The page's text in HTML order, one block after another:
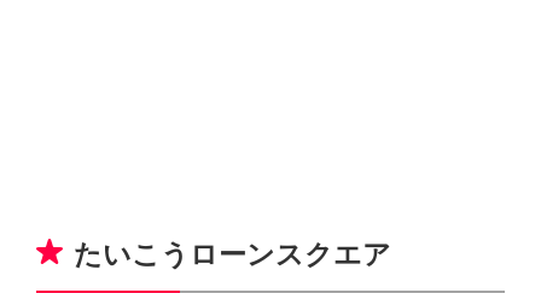
たいこうローンスクエア